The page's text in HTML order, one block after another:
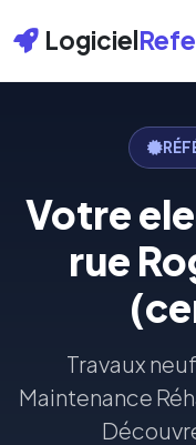
Logiciel
Votre
rue
Travaux
Maintenance